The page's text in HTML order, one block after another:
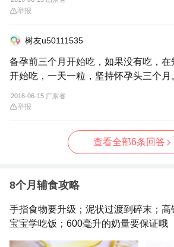
举报
树友u50111535
备孕前三个月开始吃，如果没有吃，
开始吃，一天一粒，坚持怀孕头三个月
2016-06-15 广东省
举报
查看全部6条回答
8个月辅食攻略
手指食物要升级；泥状过渡到碎末；
宝宝学吃饭；600毫升的奶量要保证哦